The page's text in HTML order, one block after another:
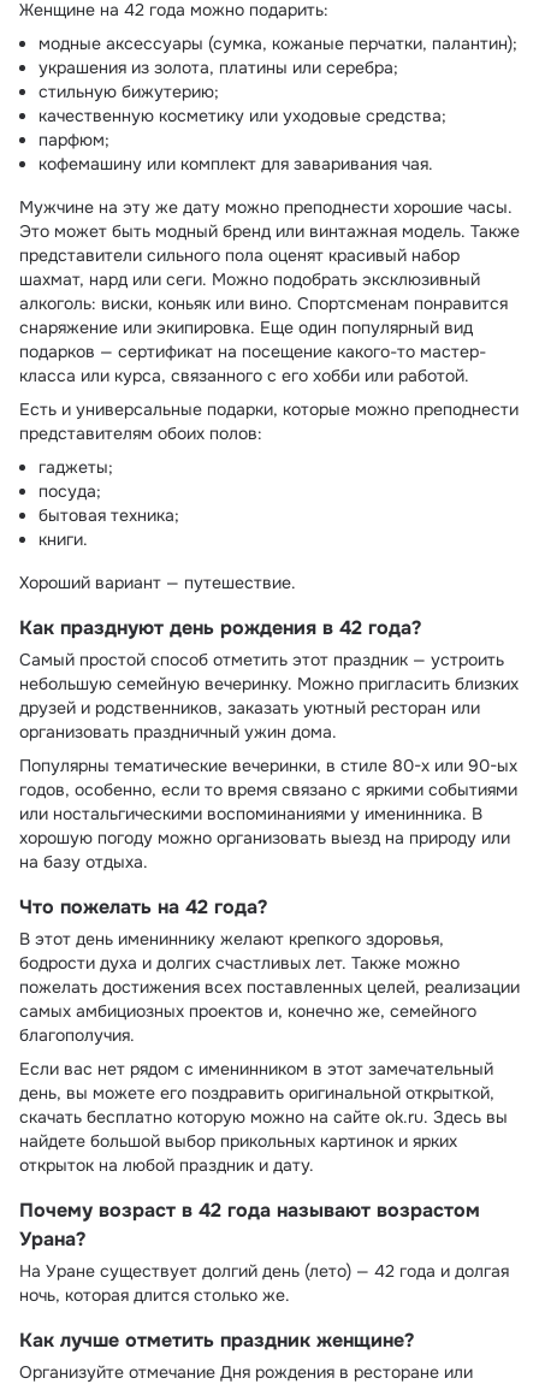
Женщине на 42 года можно подарить:
модные аксессуары (сумка, кожаные перчатки, палантин);
украшения из золота, платины или серебра;
стильную бижутерию;
качественную косметику или уходовые средства;
парфюм;
кофемашину или комплект для заваривания чая.
Мужчине на эту же дату можно преподнести хорошие часы.
Это может быть модный бренд или винтажная модель. Также
представители сильного пола оценят красивый набор
шахмат, нард или сеги. Можно подобрать эксклюзивный
алкоголь: виски, коньяк или вино. Спортсменам понравится
снаряжение или экипировка. Еще один популярный вид
подарков — сертификат на посещение какого-то мастер-
класса или курса, связанного с его хобби или работой.
Есть и универсальные подарки, которые можно преподнести
представителям обоих полов:
гаджеты;
посуда;
бытовая техника;
книги.
Хороший вариант — путешествие.
Как празднуют день рождения в 42 года?
Самый простой способ отметить этот праздник — устроить
небольшую семейную вечеринку. Можно пригласить близких
друзей и родственников, заказать уютный ресторан или
организовать праздничный ужин дома.
Популярны тематические вечеринки, в стиле 80-х или 90-ых
годов, особенно, если то время связано с яркими событиями
или ностальгическими воспоминаниями у именинника. В
хорошую погоду можно организовать выезд на природу или
на базу отдыха.
Что пожелать на 42 года?
В этот день имениннику желают крепкого здоровья,
бодрости духа и долгих счастливых лет. Также можно
пожелать достижения всех поставленных целей, реализации
самых амбициозных проектов и, конечно же, семейного
благополучия.
Если вас нет рядом с именинником в этот замечательный
день, вы можете его поздравить оригинальной открыткой,
скачать бесплатно которую можно на сайте ok.ru. Здесь вы
найдете большой выбор прикольных картинок и ярких
открыток на любой праздник и дату.
Почему возраст в 42 года называют возрастом
Урана?
На Уране существует долгий день (лето) — 42 года и долгая
ночь, которая длится столько же.
Как лучше отметить праздник женщине?
Организуйте отмечание Дня рождения в ресторане или